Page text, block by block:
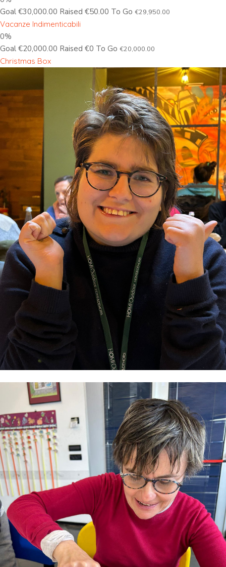
Goal €30,000.00 Raised €50.00 To Go €29,950.00
Vacanze Indimenticabili
0%
Goal €20,000.00 Raised €0 To Go €20,000.00
Christmas Box